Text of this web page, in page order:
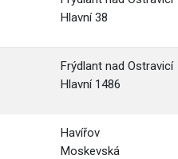
Hlavní 38
Frýdlant nad Ostravicí
Hlavní 1486
Havířov
Moskevská